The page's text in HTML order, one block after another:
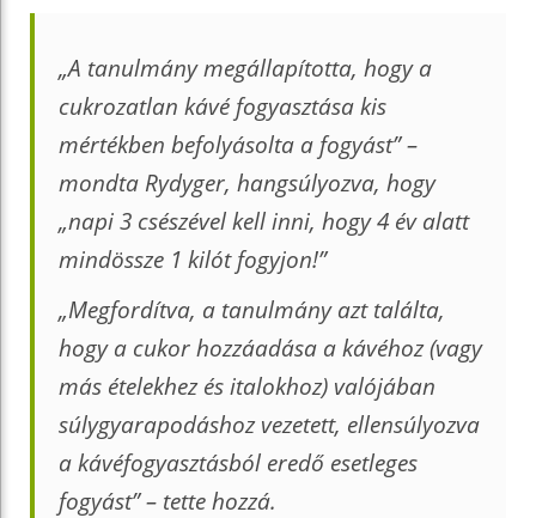
„A tanulmány megállapította, hogy a
cukrozatlan kávé fogyasztása kis
mértékben befolyásolta a fogyást” –
mondta Rydyger, hangsúlyozva, hogy
„napi 3 csészével kell inni, hogy 4 év alatt
mindössze 1 kilót fogyjon!”
„Megfordítva, a tanulmány azt találta,
hogy a cukor hozzáadása a kávéhoz (vagy
más ételekhez és italokhoz) valójában
súlygyarapodáshoz vezetett, ellensúlyozva
a kávéfogyasztásból eredő esetleges
fogyást” – tette hozzá.